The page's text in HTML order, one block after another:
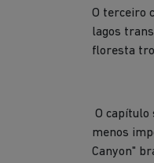
O terceiro
lagos
floresta
O capítulo
menos
Canyon"